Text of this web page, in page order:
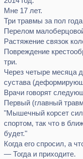
Мне 17 лет.
Три травмы за пол
Перелом
Растяжение связок
Повреждение
три.
Через четыре месяца
сустава
Врачи говорят
Первый (главный
"Мышечный корсет
спортом, так что в
будет."
Когда его спросил, а
— Тогда и приходите.